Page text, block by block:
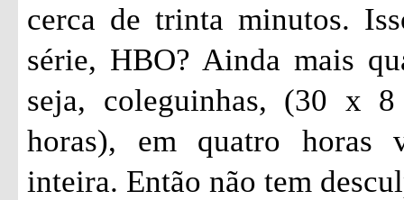
cerca de trinta minutos.
série, HBO? Ainda mais
seja, coleguinhas, (30 x
horas), em quatro horas
inteira. Então não tem